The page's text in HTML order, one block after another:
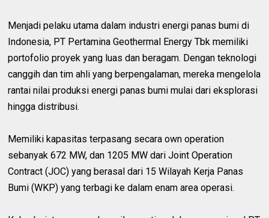
Menjadi pelaku utama dalam industri energi panas bumi di
Indonesia, PT Pertamina Geothermal Energy Tbk memiliki
portofolio proyek yang luas dan beragam. Dengan teknologi
canggih dan tim ahli yang berpengalaman, mereka mengelola
rantai nilai produksi energi panas bumi mulai dari eksplorasi
hingga distribusi.
Memiliki kapasitas terpasang secara own operation
sebanyak 672 MW, dan 1205 MW dari Joint Operation
Contract (JOC) yang berasal dari 15 Wilayah Kerja Panas
Bumi (WKP) yang terbagi ke dalam enam area operasi.